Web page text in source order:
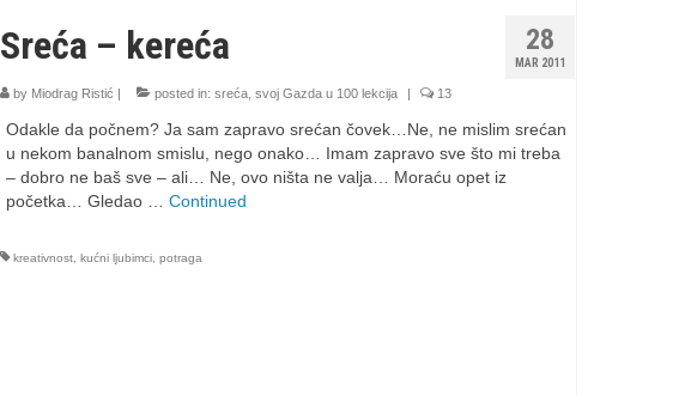
28
MAR 2011
Sreća – kereća
by Miodrag Ristić | posted in: sreća, svoj Gazda u 100 lekcija | 13
Odakle da počnem? Ja sam zapravo srećan čovek…Ne, ne mislim srećan
u nekom banalnom smislu, nego onako… Imam zapravo sve što mi treba
– dobro ne baš sve – ali… Ne, ovo ništa ne valja… Moraću opet iz
početka… Gledao … Continued
kreativnost, kućni ljubimci, potraga